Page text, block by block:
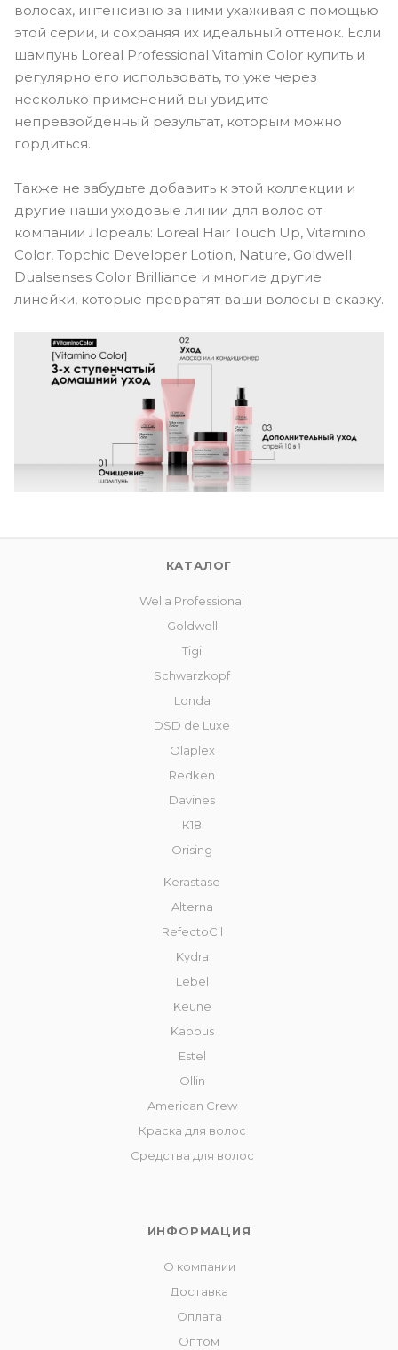
волосах, интенсивно за ними ухаживая с помощью
этой серии, и сохраняя их идеальный оттенок. Если
шампунь Loreal Professional Vitamin Color купить и
регулярно его использовать, то уже через
несколько применений вы увидите
непревзойденный результат, которым можно
гордиться.
Также не забудьте добавить к этой коллекции и
другие наши уходовые линии для волос от
компании Лореаль: Loreal Hair Touch Up, Vitamino
Color, Topchic Developer Lotion, Nature, Goldwell
Dualsenses Color Brilliance и многие другие
линейки, которые превратят ваши волосы в сказку.
КАТАЛОГ
Wella Professional
Goldwell
Tigi
Schwarzkopf
Londa
DSD de Luxe
Olaplex
Redken
Davines
К18
Orising
Kerastase
Alterna
RefectoCil
Kydra
Lebel
Keune
Kapous
Estel
Ollin
American Crew
Краска для волос
Средства для волос
ИНФОРМАЦИЯ
О компании
Доставка
Оплата
Оптом